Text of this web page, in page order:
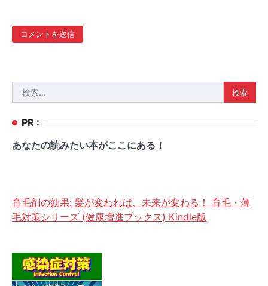
索:
PR :
あなたの読みたい本がここにある！
育毛剤の効果: 髪が変われば、未来が変わる！ 育毛・薄
毛対策シリーズ (健康増進ブックス) Kindle版